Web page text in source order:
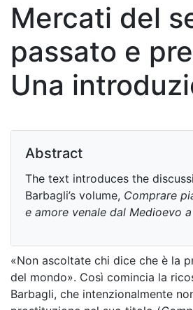
Mercati del
passato e
Una
Abstract
The text introduces the
Barbagli’s volume, Comprare
e amore venale dal Medioevo
«Non ascoltate chi dice che è la
del mondo». Così comincia la
Barbagli, che intenzionalmente